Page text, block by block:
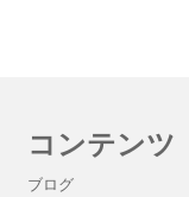
コンテンツ
ブログ